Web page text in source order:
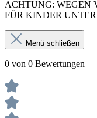
ACHTUNG: WEGEN
FÜR KINDER
Menü schließen
0 von 0 Bewertungen